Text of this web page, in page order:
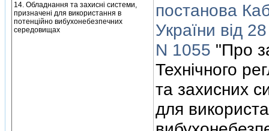
14. Обладнання та захиснi системи,
призначенi для використання в
потенцiйно вибухонебезпечних
середовищах
постанова
України вiд
N 1055 "Про
Технiчного
та захисних
для